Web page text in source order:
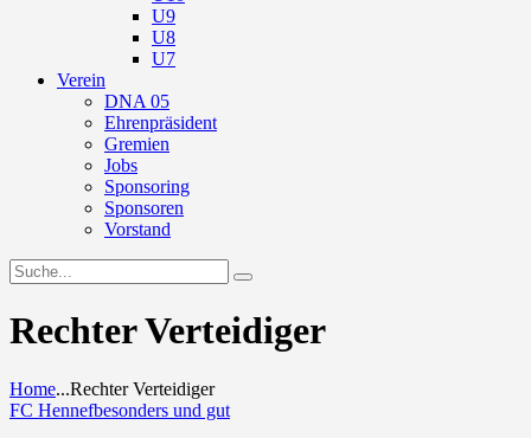
U9
U8
U7
Verein
DNA 05
Ehrenpräsident
Gremien
Jobs
Sponsoring
Sponsoren
Vorstand
Rechter Verteidiger
Home...Rechter Verteidiger
FC Hennefbesonders und gut